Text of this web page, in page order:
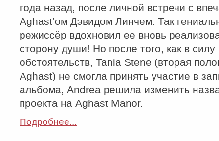
года назад, после личной встречи с
Aghast’ом Дэвидом Линчем. Так
режиссёр вдохновил ее вновь
сторону души! Но после того, как в силу
обстоятельств, Tania Stene (вторая
Aghast) не смогла принять участие в
альбома, Andrea решила изменить
проекта на Aghast Manor.
Подробнее...